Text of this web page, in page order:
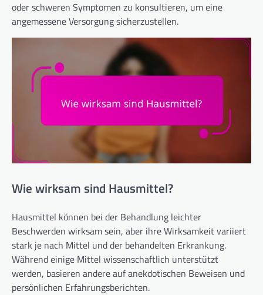
oder schweren Symptomen zu konsultieren, um eine
angemessene Versorgung sicherzustellen.
Wie wirksam sind Hausmittel?
Hausmittel können bei der Behandlung leichter
Beschwerden wirksam sein, aber ihre Wirksamkeit variiert
stark je nach Mittel und der behandelten Erkrankung.
Während einige Mittel wissenschaftlich unterstützt
werden, basieren andere auf anekdotischen Beweisen und
persönlichen Erfahrungsberichten.